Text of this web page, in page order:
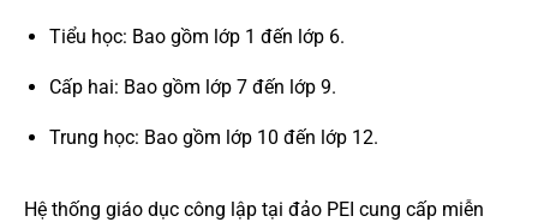
Tiểu học: Bao gồm lớp 1 đến lớp 6.
Cấp hai: Bao gồm lớp 7 đến lớp 9.
Trung học: Bao gồm lớp 10 đến lớp 12.
Hệ thống giáo dục công lập tại đảo PEI cung cấp miễn